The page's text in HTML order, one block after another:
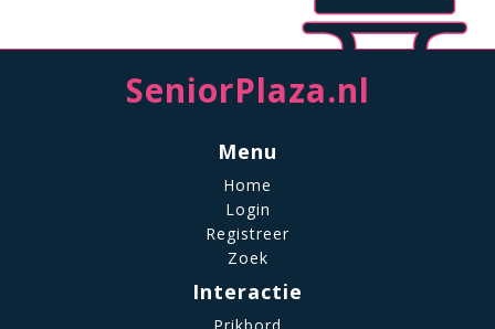
SeniorPlaza.nl
Menu
Home
Login
Registreer
Zoek
Interactie